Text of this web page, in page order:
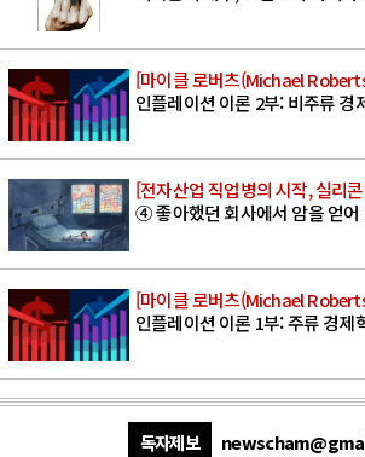
[마이클 로버츠(Michael
인플레이션 이론 2부: 비주류 경
[전자산업 직업병의 시작, 실리
④ 좋아했던 회사에서 암을 얻어
[마이클 로버츠(Michael
인플레이션 이론 1부: 주류 경제
독자제보